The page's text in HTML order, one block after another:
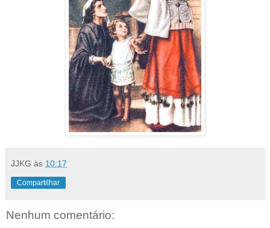
JJKG às 10:17
Compartilhar
Nenhum comentário: